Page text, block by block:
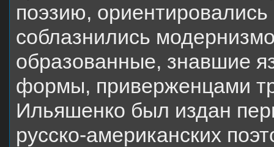
поэзию,
соблазнились
образованные, знавшие
формы, приверженцами
Ильяшенко был издан
русско-американских